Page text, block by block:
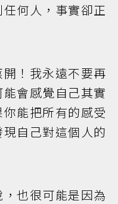
何人，事實卻正
！我永遠不要再
會感覺自己其實
能把所有的感受
自己對這個人的
也很可能是因為